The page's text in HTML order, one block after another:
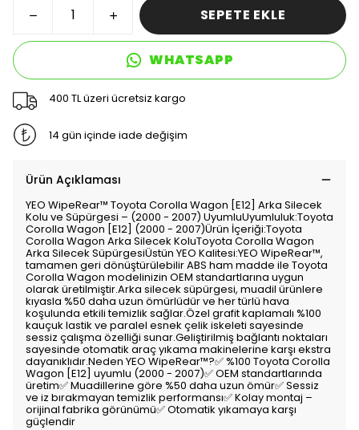
SEPETE EKLE
WHATSAPP
400 TL üzeri ücretsiz kargo
14 gün içinde iade değişim
Ürün Açıklaması
YEO WipeRear™ Toyota Corolla Wagon [E12] Arka Silecek
Kolu ve Süpürgesi – (2000 - 2007) UyumluUyumluluk:Toyota
Corolla Wagon [E12] (2000 - 2007)Ürün İçeriği:Toyota
Corolla Wagon Arka Silecek KoluToyota Corolla Wagon
Arka Silecek SüpürgesiÜstün YEO Kalitesi:YEO WipeRear™,
tamamen geri dönüştürülebilir ABS ham madde ile Toyota
Corolla Wagon modelinizin OEM standartlarına uygun
olarak üretilmiştir.Arka silecek süpürgesi, muadil ürünlere
kıyasla %50 daha uzun ömürlüdür ve her türlü hava
koşulunda etkili temizlik sağlar.Özel grafit kaplamalı %100
kauçuk lastik ve paralel esnek çelik iskeleti sayesinde
sessiz çalışma özelliği sunar.Geliştirilmiş bağlantı noktaları
sayesinde otomatik araç yıkama makinelerine karşı ekstra
dayanıklıdır.Neden YEO WipeRear™?✅ %100 Toyota Corolla
Wagon [E12] uyumlu (2000 - 2007)✅ OEM standartlarında
üretim✅ Muadillerine göre %50 daha uzun ömür✅ Sessiz
ve iz bırakmayan temizlik performansı✅ Kolay montaj –
orijinal fabrika görünümü✅ Otomatik yıkamaya karşı
güçlendir